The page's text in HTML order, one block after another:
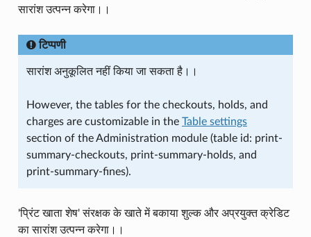
सारांश उत्पन्न करेगा।।
टिप्पणी
सारांश अनुकूलित नहीं किया जा सकता है।।
However, the tables for the checkouts, holds, and
charges are customizable in the Table settings
section of the Administration module (table id: print-
summary-checkouts, print-summary-holds, and
print-summary-fines).
'प्रिंट खाता शेष' संरक्षक के खाते में बकाया शुल्क और अप्रयुक्त क्रेडिट
का सारांश उत्पन्न करेगा।।